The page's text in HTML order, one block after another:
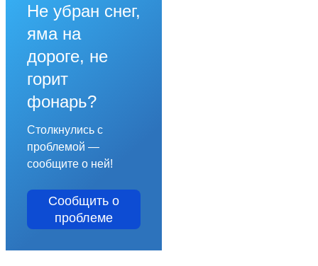
Не убран снег,
яма на
дороге, не
горит
фонарь?
Столкнулись с
проблемой —
сообщите о ней!
Сообщить о
проблеме